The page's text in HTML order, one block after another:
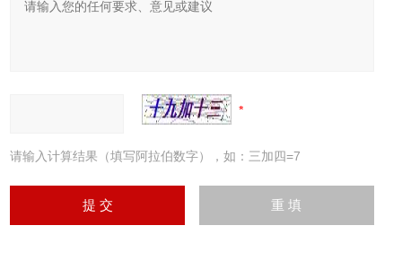
请输入计算结果（填写阿拉伯数字），如：三加四=7